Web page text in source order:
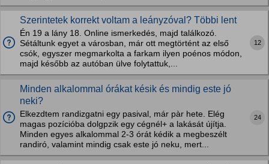
Szerintetek korrekt voltam a leányzóval? Többi lent
Én 19 a lány 18. Online ismerkedés, majd találkozó.
Sétáltunk egyet a városban, már ott megtörtént az első
csók, egyszer megmarkolta a farkam ilyen poénos módon,
majd később az autóban ülve folytattuk,...
12
Minden alkalommal órákat késik és mindig este jó
neki?
Elkezdtem randizgatni egy pasival, már pàr hete. Elég
magas pozícióba dolgpzik egy cégnél+ a lakását újítja.
Minden egyes alkalommal 2-3 órát kédik a megbeszélt
randiró, valamint mindig csak este jó neku, mert...
24